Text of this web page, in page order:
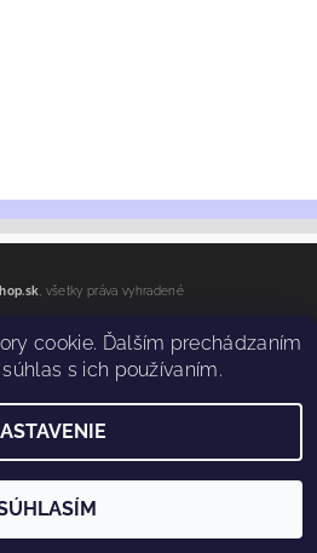
, všetky práva vyhradené
Vytvoril Shoptet
cookie. Ďalším prechádzaním
s ich používaním.